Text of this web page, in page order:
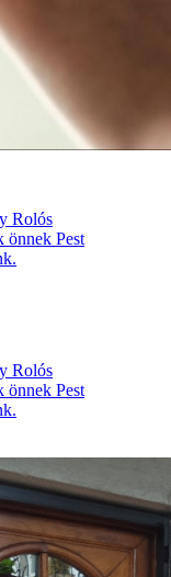
Rolós
önnek Pest
Rolós
önnek Pest